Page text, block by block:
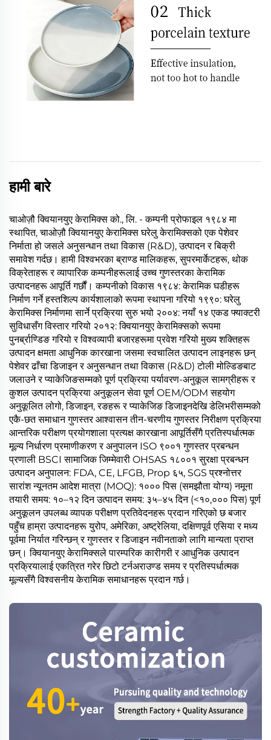
हामी बारे
चाओज़ौ क्वियानयुए केरामिक्स को., लि. - कम्पनी प्रोफाइल १९८४ मा
स्थापित, चाओज़ौ क्वियानयुए केरामिक्स घरेलु केरामिक्सको एक पेशेवर
निर्माता हो जसले अनुसन्धान तथा विकास (R&D), उत्पादन र बिक्री
समावेश गर्दछ। हामी विश्वभरका ब्राण्ड मालिकहरू, सुपरमार्केटहरू, थोक
विक्रेताहरू र व्यापारिक कम्पनीहरूलाई उच्च गुणस्तरका केरामिक
उत्पादनहरू आपूर्ति गर्छौं। कम्पनीको विकास १९८४: केरामिक घडीहरू
निर्माण गर्ने हस्तशिल्प कार्यशालाको रूपमा स्थापना गरियो १९९०: घरेलु
केरामिक्स निर्माणमा सार्ने प्रक्रिया सुरु भयो २००४: नयाँ १४ एकड फ्याक्टरी
सुविधासँग विस्तार गरियो २०१२: क्वियानयुए केरामिक्सको रूपमा
पुनर्ब्राण्डिङ गरियो र विश्वव्यापी बजारहरूमा प्रवेश गरियो मुख्य शक्तिहरू
उत्पादन क्षमता आधुनिक कारखाना जसमा स्वचालित उत्पादन लाइनहरू छन्
पेशेवर ढाँचा डिजाइन र अनुसन्धान तथा विकास (R&D) टोली मोल्डिङबाट
जलाउने र प्याकेजिङसम्मको पूर्ण प्रक्रिया पर्यावरण-अनुकूल सामग्रीहरू र
कुशल उत्पादन प्रक्रिया अनुकूलन सेवा पूर्ण OEM/ODM सहयोग
अनुकूलित लोगो, डिजाइन, रङहरू र प्याकेजिङ डिजाइनदेखि डेलिभरीसम्मको
एकै-छत समाधान गुणस्तर आश्वासन तीन-चरणीय गुणस्तर निरीक्षण प्रक्रिया
आन्तरिक परीक्षण प्रयोगशाला प्रत्यक्ष कारखाना आपूर्तिसँगै प्रतिस्पर्धात्मक
मूल्य निर्धारण प्रमाणीकरण र अनुपालन ISO ९००१ गुणस्तर प्रबन्धन
प्रणाली BSCI सामाजिक जिम्मेवारी OHSAS १८००१ सुरक्षा प्रबन्धन
उत्पादन अनुपालन: FDA, CE, LFGB, Prop ६५, SGS प्रश्नोत्तर
सारांश न्यूनतम आदेश मात्रा (MOQ): १००० पिस (समझौता योग्य) नमूना
तयारी समय: १०–१२ दिन उत्पादन समय: ३५–४५ दिन (<१०,००० पिस) पूर्ण
अनुकूलन उपलब्ध व्यापक परीक्षण प्रतिवेदनहरू प्रदान गरिएको छ बजार
पहुँच हाम्रा उत्पादनहरू युरोप, अमेरिका, अष्ट्रेलिया, दक्षिणपूर्व एसिया र मध्य
पूर्वमा निर्यात गरिन्छन् र गुणस्तर र डिजाइन नवीनताको लागि मान्यता प्राप्त
छन्। क्वियानयुए केरामिक्सले पारम्परिक कारीगरी र आधुनिक उत्पादन
प्रक्रियालाई एकत्रित गरेर छिटो टर्नअराउण्ड समय र प्रतिस्पर्धात्मक
मूल्यसँगै विश्वसनीय केरामिक समाधानहरू प्रदान गर्छ।